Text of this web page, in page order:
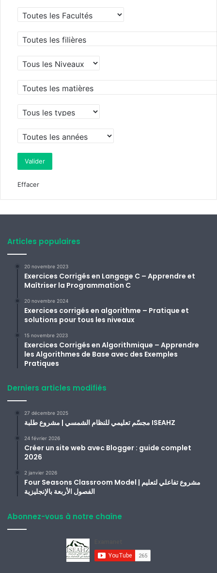
Effacer
Articles populaires
20 novembre 2023
Exercices Corrigés en Langage C – Apprendre et
Maîtriser la Programmation C
20 novembre 2024
Exercices corrigés en algorithme – Pratique et
solutions pour tous les niveaux
15 novembre 2023
Exercices Corrigés en Algorithmique – Apprendre
les Algorithmes de Base avec des Exemples
Pratiques
Derniers articles modifiés
27 décembre 2025
مجسّم تعليمي للنظام الشمسي | مشروع طلبة ISEAHZ
24 février 2026
Créer un site web avec Blogger : guide complet
2026
2 janvier 2026
Four Seasons Classroom Model | مشروع تفاعلي لتعليم
الفصول الأربعة بالإنجليزية
Abonnez-vous à notre chaîne